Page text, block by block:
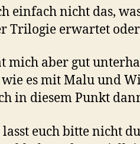
einfach nicht das,
Trilogie erwartet
mich aber gut
wie es mit Malu und
in diesem Punkt
euch bitte nicht